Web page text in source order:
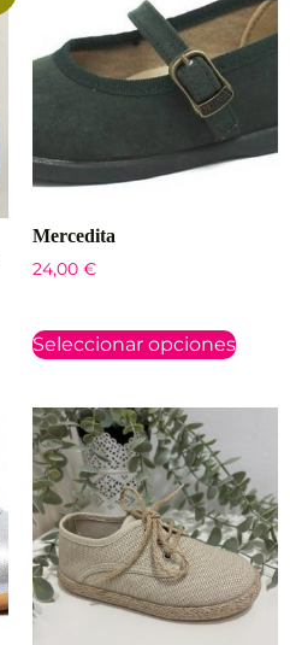
Mercedita
24,00 €
Seleccionar opciones